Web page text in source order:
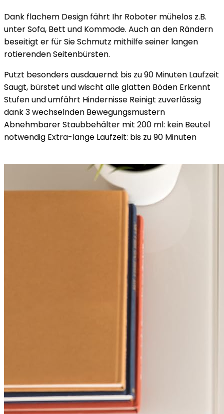
Dank flachem Design fährt Ihr Roboter mühelos z.B.
unter Sofa, Bett und Kommode. Auch an den Rändern
beseitigt er für Sie Schmutz mithilfe seiner langen
rotierenden Seitenbürsten.
Putzt besonders ausdauernd: bis zu 90 Minuten Laufzeit
Saugt, bürstet und wischt alle glatten Böden Erkennt
Stufen und umfährt Hindernisse Reinigt zuverlässig
dank 3 wechselnden Bewegungsmustern
Abnehmbarer Staubbehälter mit 200 ml: kein Beutel
notwendig Extra-lange Laufzeit: bis zu 90 Minuten